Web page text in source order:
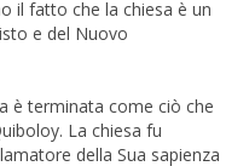
il fatto che la chiesa è un
e del Nuovo
è terminata come ciò che
La chiesa fu
della Sua sapienza